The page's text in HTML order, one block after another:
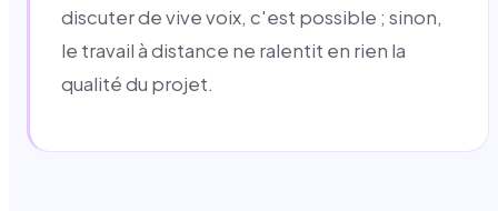
discuter de vive voix, c'est possible ; sinon,
le travail à distance ne ralentit en rien la
qualité du projet.